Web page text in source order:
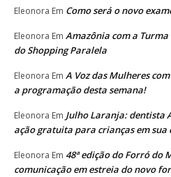
Eleonora Em Como será o novo
Eleonora Em Amazônia com a
do Shopping Paralela
Eleonora Em A Voz das Mulheres
a programação desta semana!
Eleonora Em Julho Laranja: dentista
ação gratuita para crianças em sua
Eleonora Em 48ª edição do Forró do
comunicação em estreia do novo